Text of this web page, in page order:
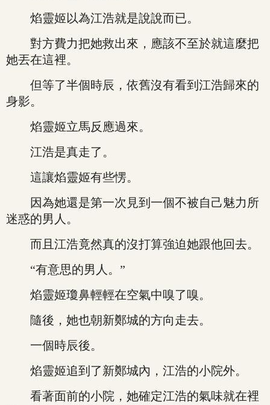
焰靈姬以為江浩就是說說而已。
對方費力把她救出來，應該不至於就這麼把
她丟在這裡。
但等了半個時辰，依舊沒有看到江浩歸來的
身影。
焰靈姬立馬反應過來。
江浩是真走了。
這讓焰靈姬有些愣。
因為她還是第一次見到一個不被自己魅力所
迷惑的男人。
而且江浩竟然真的沒打算強迫她跟他回去。
“有意思的男人。”
焰靈姬瓊鼻輕輕在空氣中嗅了嗅。
隨後，她也朝新鄭城的方向走去。
一個時辰後。
焰靈姬追到了新鄭城內，江浩的小院外。
看著面前的小院，她確定江浩的氣味就在裡